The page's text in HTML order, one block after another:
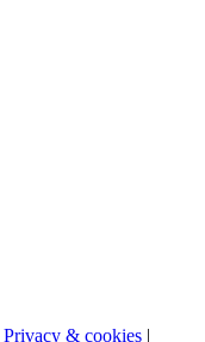
Privacy & cookies |